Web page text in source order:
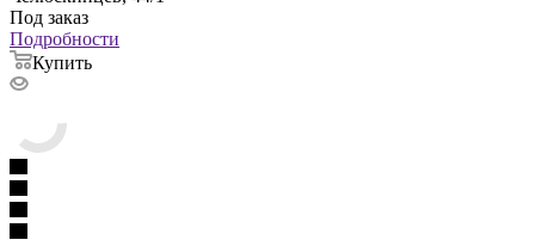
Под заказ
Подробности
Купить